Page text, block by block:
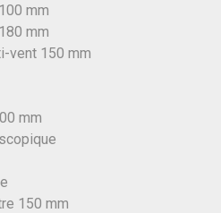
mm
mm
vent 150 mm
mm
150 mm